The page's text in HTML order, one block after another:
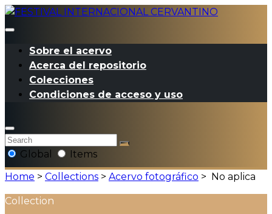
Sobre el acervo
Acerca del repositorio
Colecciones
Condiciones de acceso y uso
Global
Items
Home > Collections > Acervo fotográfico > No aplica
Collection